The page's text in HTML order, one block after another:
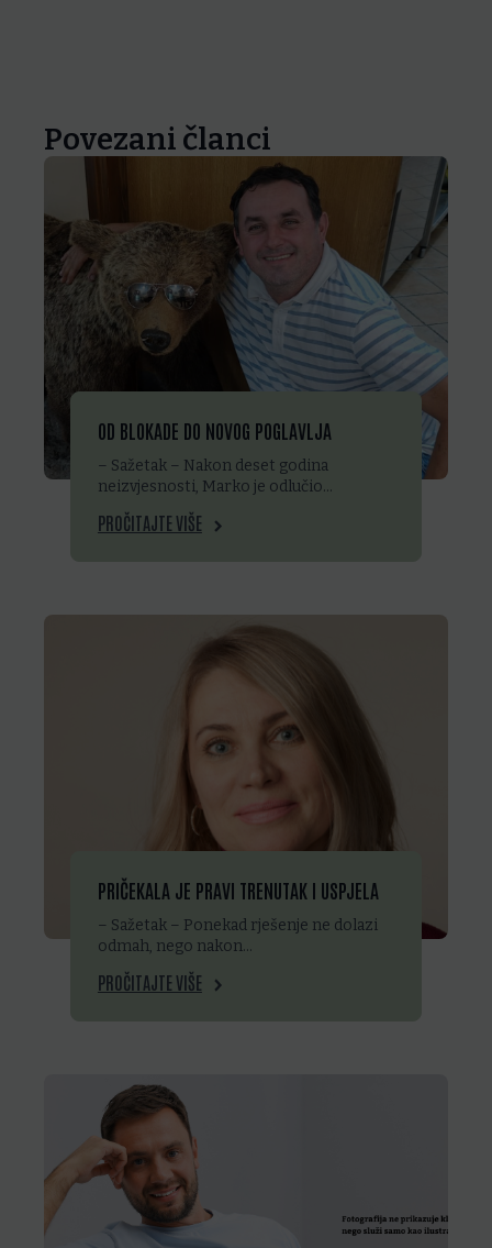
Povezani članci
OD BLOKADE DO NOVOG POGLAVLJA
– Sažetak – Nakon deset godina
neizvjesnosti, Marko je odlučio…
PROČITAJTE VIŠE
PRIČEKALA JE PRAVI TRENUTAK I USPJELA
– Sažetak – Ponekad rješenje ne dolazi
odmah, nego nakon…
PROČITAJTE VIŠE